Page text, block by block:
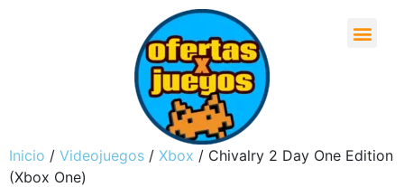
Inicio / Videojuegos / Xbox / Chivalry 2 Day One Edition
(Xbox One)